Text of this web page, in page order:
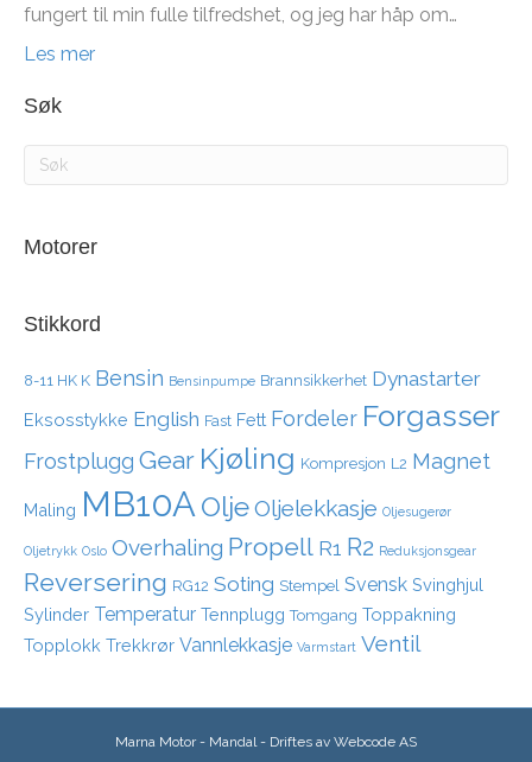
fungert til min fulle tilfredshet, og jeg har håp om…
Les mer
Søk
Motorer
Stikkord
8-11 HK K Bensin Bensinpumpe Brannsikkerhet Dynastarter
Eksosstykke English Fast Fett Fordeler Forgasser
Frostplugg Gear Kjøling Kompresjon L2 Magnet
Maling MB10AOljeOljelekkasje Oljesugerør
Oljetrykk Oslo Overhaling Propell R1 R2 Reduksjonsgear
Reversering RG12 Soting Stempel Svensk Svinghjul
Sylinder Temperatur Tennplugg Tomgang Toppakning
Topplokk Trekkrør Vannlekkasje Varmstart Ventil
Marna Motor - Mandal - Driftes av Webcode AS